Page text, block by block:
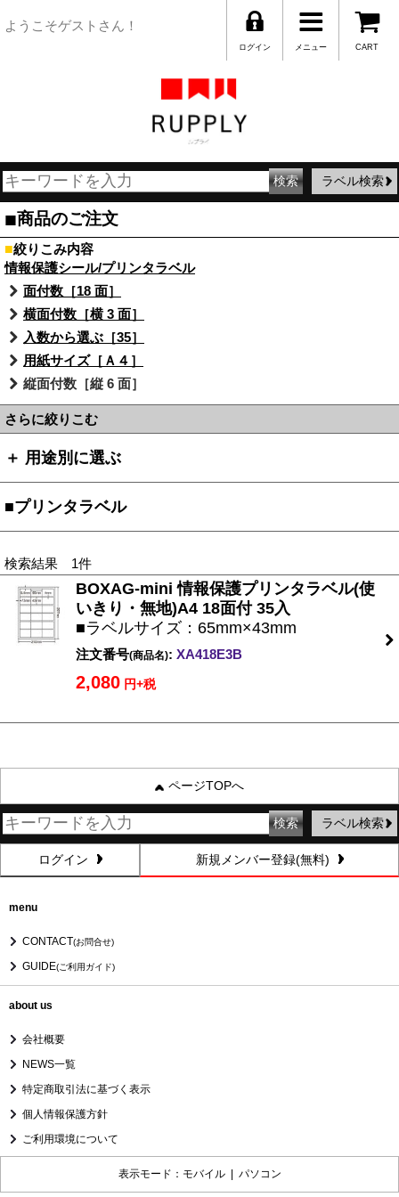
ようこそゲストさん！
CART
メニュー
ログイン
ラベル検索
■商品のご注文
■絞りこみ内容
情報保護シール/プリンタラベル
面付数［18 面］
横面付数［横 3 面］
入数から選ぶ［35］
用紙サイズ［Ａ４］
縦面付数［縦 6 面］
さらに絞りこむ
＋ 用途別に選ぶ
■プリンタラベル
検索結果 1件
BOXAG-mini 情報保護プリンタラベル(使
いきり・無地)A4 18面付 35入
■ラベルサイズ：65mm×43mm
注文番号(商品名): XA418E3B
2,080 円+税
ページTOPへ
ラベル検索
ログイン 新規メンバー登録(無料)
menu
CONTACT(お問合せ)
GUIDE(ご利用ガイド)
about us
会社概要
NEWS一覧
特定商取引法に基づく表示
個人情報保護方針
ご利用環境について
表示モード：モバイル | パソコン